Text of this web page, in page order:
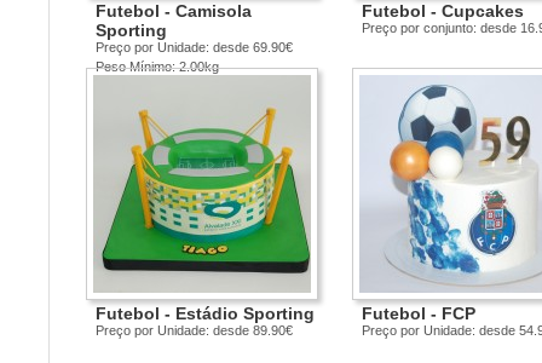
Futebol - Camisola
Sporting
Preço por Unidade: desde 69.90€
Peso Mínimo: 2.00kg
Futebol - Cupcakes
Preço por conjunto: desde
Futebol - Estádio Sporting
Preço por Unidade: desde 89.90€
Futebol - FCP
Preço por Unidade: desde